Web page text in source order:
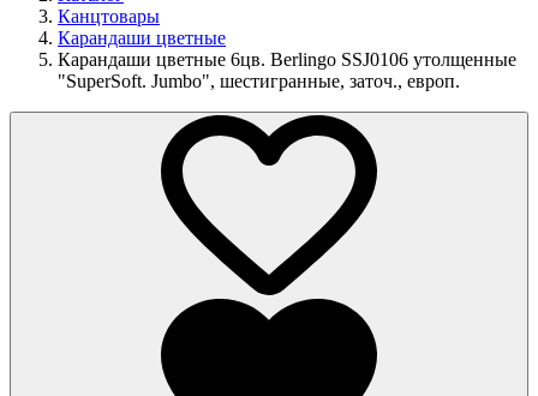
Канцтовары
Карандаши цветные
Карандаши цветные 6цв. Berlingo SSJ0106 утолщенные
"SuperSoft. Jumbo", шестигранные, заточ., европ.